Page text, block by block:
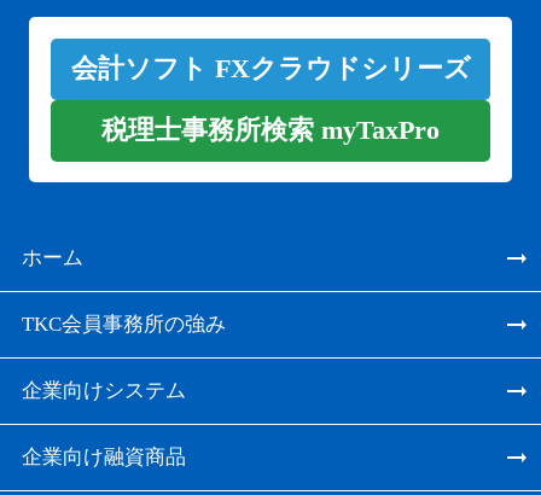
会計ソフト FXクラウドシリーズ
税理士事務所検索 myTaxPro
ホーム
TKC会員事務所の強み
企業向けシステム
企業向け融資商品